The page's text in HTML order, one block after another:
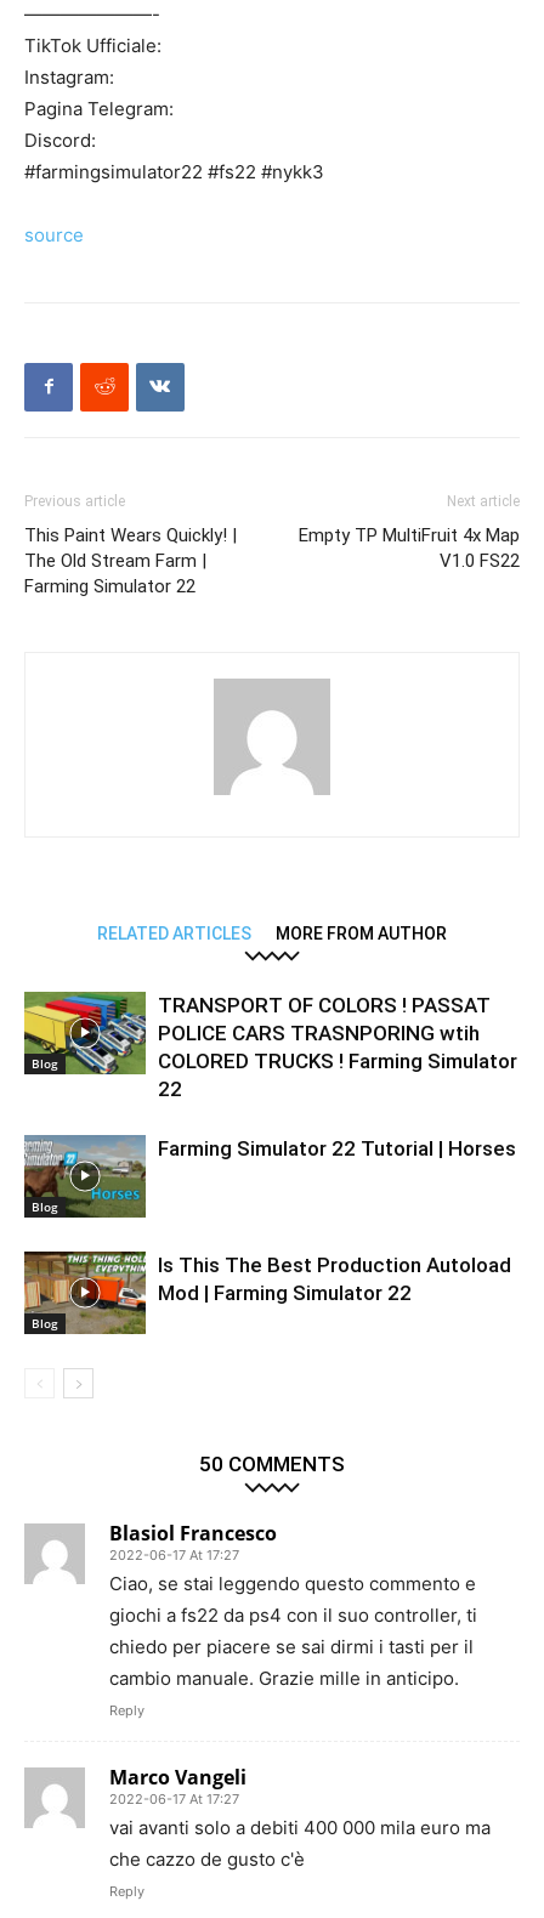
———————-
TikTok Ufficiale:
Instagram:
Pagina Telegram:
Discord:
#farmingsimulator22 #fs22 #nykk3
source
Previous article
This Paint Wears Quickly! |
The Old Stream Farm |
Farming Simulator 22
Next article
Empty TP MultiFruit 4x Map
V1.0 FS22
RELATED ARTICLES MORE FROM AUTHOR
Blog
TRANSPORT OF COLORS ! PASSAT
POLICE CARS TRASNPORING wtih
COLORED TRUCKS ! Farming Simulator
22
Blog
Farming Simulator 22 Tutorial | Horses
Blog
Is This The Best Production Autoload
Mod | Farming Simulator 22
50 COMMENTS
Blasiol Francesco
2022-06-17 At 17:27
Ciao, se stai leggendo questo commento e
giochi a fs22 da ps4 con il suo controller, ti
chiedo per piacere se sai dirmi i tasti per il
cambio manuale. Grazie mille in anticipo.
Reply
Marco Vangeli
2022-06-17 At 17:27
vai avanti solo a debiti 400 000 mila euro ma
che cazzo de gusto c'è
Reply